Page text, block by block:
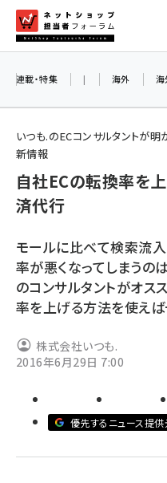
ン
ネット
amazon (2259)
yahoo (1908)
楽天 (1877)
ecbeing (1211)
アスクル (1122)
ビィ・フォアード (782)
連載・特集 | 海外 海
いつも.のECコンサルタントが明
新情報
自社ECの転換率を
済代行
モールに比べて検索流
率が悪くなってしまうの
のコンサルタントがオス
率を上げる方法を使えば
株式会社いつも.
2016年6月29日 7:00
優先するニュース提